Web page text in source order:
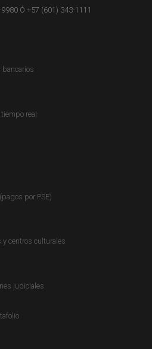
Ó +57 (601) 343-1111
bancarios
real
por PSE)
y centros culturales
judiciales